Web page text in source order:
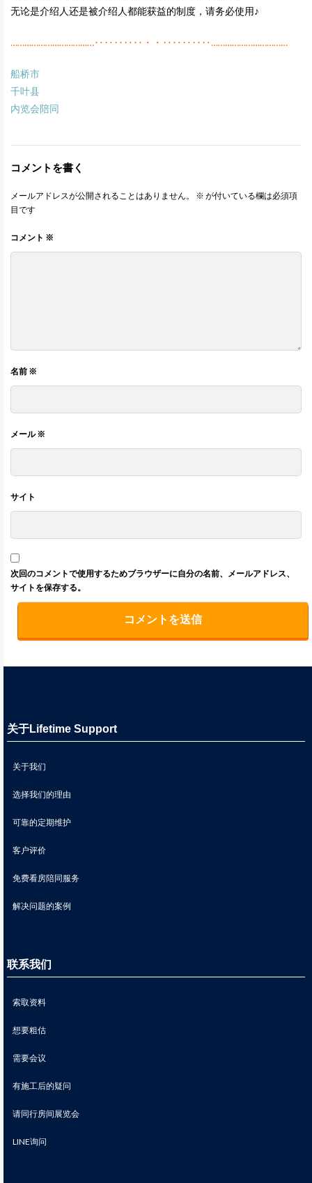
无论是介绍人还是被介绍人都能获益的制度，请务必使用♪
………………………………‥‥‥‥‥・・‥‥‥‥‥……………………………
船桥市
千叶县
内览会陪同
コメントを書く
メールアドレスが公開されることはありません。 ※ が付いている欄は必須項
目です
コメント ※
名前 ※
メール※
サイト
次回のコメントで使用するためブラウザーに自分の名前、メールアドレス、
サイトを保存する。
关于Lifetime Support
关于我们
选择我们的理由
可靠的定期维护
客户评价
免费看房陪同服务
解决问题的案例
联系我们
索取资料
想要粗估
需要会议
有施工后的疑问
请同行房间展览会
LINE询问